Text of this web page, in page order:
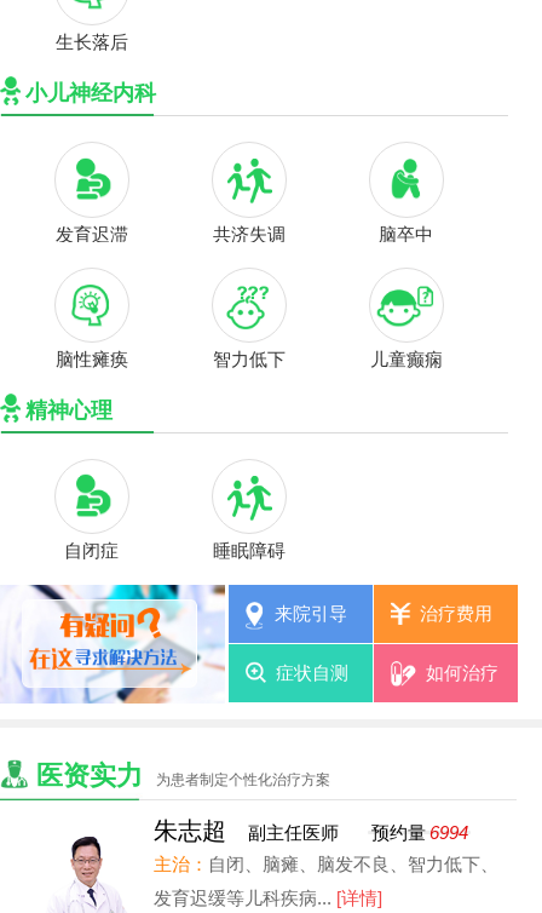
生长落后
小儿神经内科
发育迟滞 共济失调 脑卒中
脑性瘫痪 智力低下 儿童癫痫
精神心理
自闭症 睡眠障碍
来院引导 治疗费用
症状自测 如何治疗
医资实力 为患者制定个性化治疗方案
朱志超 副主任医师 预约量6994
主治： 自闭、脑瘫、脑发不良、智力低下、
发育迟缓等儿科疾病... [详情]